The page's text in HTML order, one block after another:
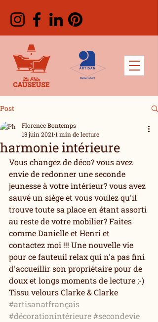
Post
harmonie intérieure
Florence Bontemps
13 juin 2021 1 min de lecture
Vous changez de déco? vous avez
envie de redonner une seconde
jeunesse à votre intérieur? vous avez
sauvé un siège et vous voulez qu'il
trouve toute sa place en étant assorti
au reste de votre mobilier? Faites
comme Danielle et Henri et
contactez moi !!! Une nouvelle vie
pour ce fauteuil relax qui n'a pas fini
d'accueillir son propriétaire pour de
doux et longs moments de lecture ;-)
Tissu velours Clarke & Clarke
#artisanatfrançais
#décorationintérieure#secondevie